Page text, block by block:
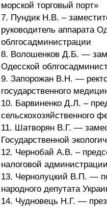
морской торговый порт»
7. Пундик Н.В. –
руководитель аппарата
облгосадминистрации
8. Волошенков Д.Б. —
Одесской
9. Запорожан В.Н. —
государственного
10. Барвиненко Д.Л. –
сельскохозяйственного
11. Шатворян В.Г. —
Государственной
12. Чернобай А.В. –
налоговой
13. Чернолуцкий В.П. —
народного депутата
14. Чудновець Н.Г. —